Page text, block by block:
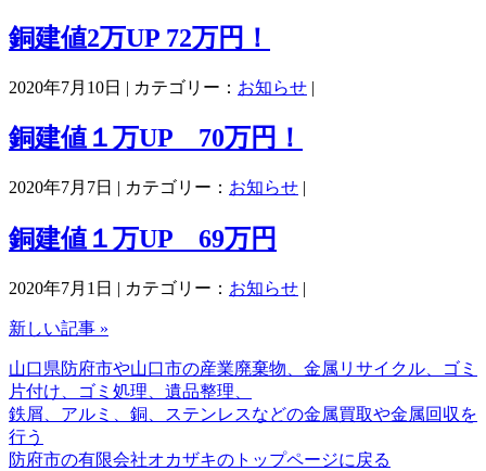
銅建値2万UP 72万円！
2020年7月10日 | カテゴリー： お知らせ |
銅建値１万UP 70万円！
2020年7月7日 | カテゴリー： お知らせ |
銅建値１万UP 69万円
2020年7月1日 | カテゴリー： お知らせ |
新しい記事 »
山口県防府市や山口市の産業廃棄物、金属リサイクル、ゴミ
片付け、ゴミ処理、遺品整理、
鉄屑、アルミ、銅、ステンレスなどの金属買取や金属回収を
行う
防府市の有限会社オカザキのトップページに戻る